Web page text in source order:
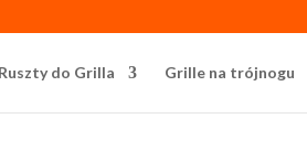
Ruszty do Grilla Grille na trójnogu